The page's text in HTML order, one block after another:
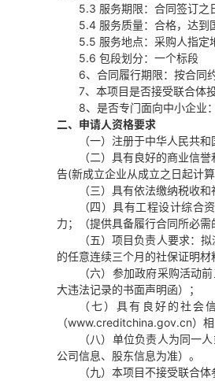
5.3 服务期限：合同签订之
5.4 服务质量：合格，达到
5.5 服务地点：采购人指定
5.6 包段划分：一个标段
6、合同履行期限：按合同
7、本项目是否接受联合体
8、是否专门面向中小企业
二、申请人资格要求
（一）注册于中华人民共
（二）具有良好的商业信
告(新成立企业从成立之日起计
（三）具有依法缴纳税收
（四）具有工程设计综合
力；（提供具备履行合同所必需
（五）项目负责人要求：
的任意连续三个月的社保证明材
（六）参加政府采购活动
大违法记录的书面声明函）；
（七）具有良好的社会
（www.creditchina.gov.cn）
（八）单位负责人为同一
公司信息、股东信息为准）。
（九）本项目不接受联合体